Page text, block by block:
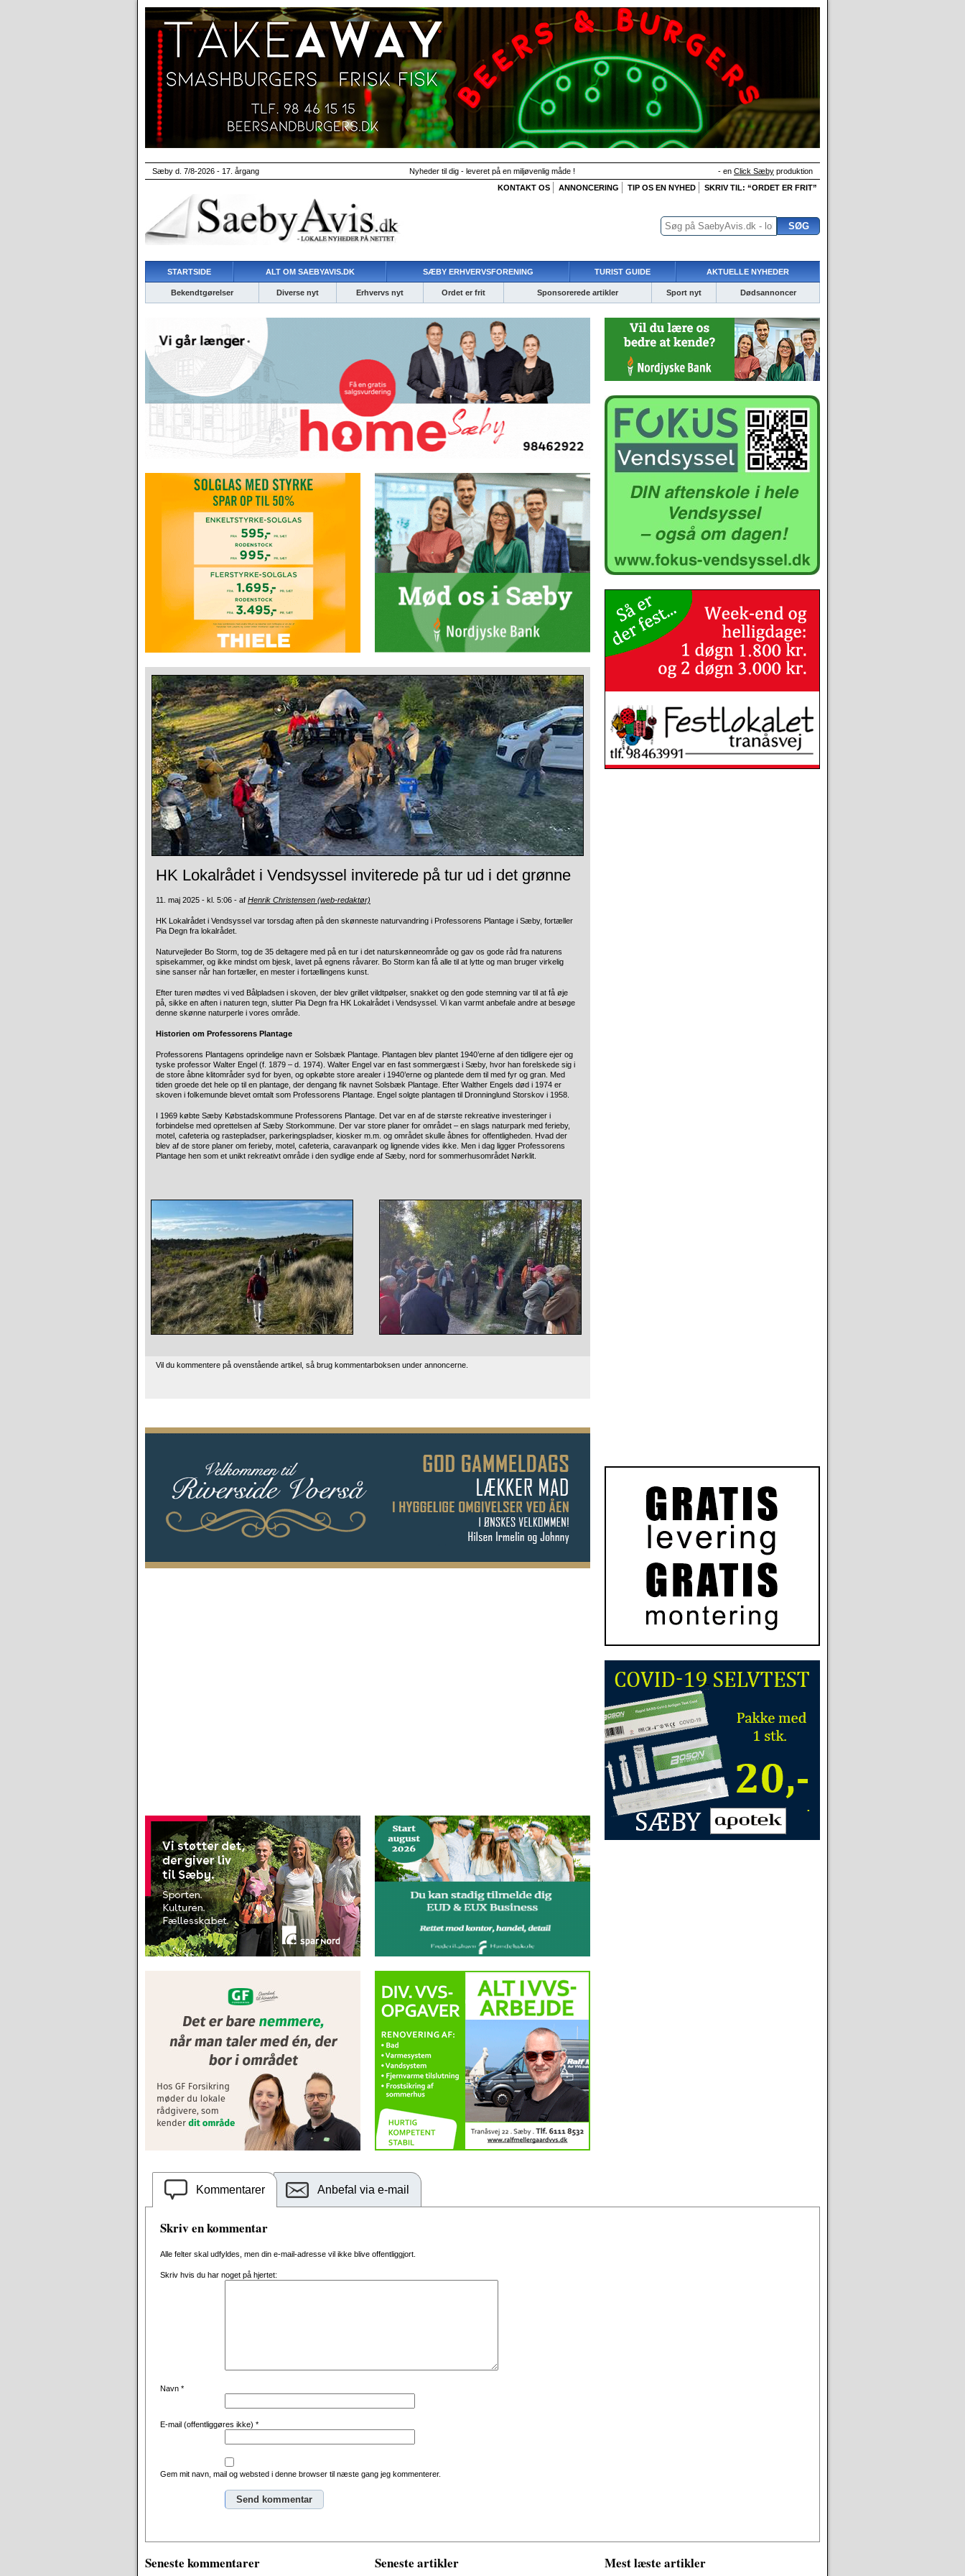
Sæby d. 7/8-2026 - 17. årgang Nyheder til dig - leveret på en miljøvenlig måde ! - en Click Sæby produktion
KONTAKT OS
ANNONCERING TIP OS EN NYHED SKRIV TIL: “ORDET ER FRIT”
STARTSIDE ALT OM SAEBYAVIS.DK SÆBY ERHVERVSFORENING TURIST GUIDE AKTUELLE NYHEDER
Bekendtgørelser Diverse nyt Erhvervs nyt Ordet er frit Sponsorerede artikler Sport nyt Dødsannoncer
HK Lokalrådet i Vendsyssel inviterede på tur ud i det grønne
11. maj 2025 - kl. 5:06 - af Henrik Christensen (web-redaktør)
HK Lokalrådet i Vendsyssel var torsdag aften på den skønneste naturvandring i Professorens Plantage i Sæby, fortæller
Pia Degn fra lokalrådet.
Naturvejleder Bo Storm, tog de 35 deltagere med på en tur i det naturskønneområde og gav os gode råd fra naturens
spisekammer, og ikke mindst om bjesk, lavet på egnens råvarer. Bo Storm kan få alle til at lytte og man bruger virkelig
sine sanser når han fortæller, en mester i fortællingens kunst.
Efter turen mødtes vi ved Bålpladsen i skoven, der blev grillet vildtpølser, snakket og den gode stemning var til at få øje
på, sikke en aften i naturen tegn, slutter Pia Degn fra HK Lokalrådet i Vendsyssel. Vi kan varmt anbefale andre at besøge
denne skønne naturperle i vores område.
Historien om Professorens Plantage
Professorens Plantagens oprindelige navn er Solsbæk Plantage. Plantagen blev plantet 1940’erne af den tidligere ejer og
tyske professor Walter Engel (f. 1879 – d. 1974). Walter Engel var en fast sommergæst i Sæby, hvor han forelskede sig i
de store åbne klitområder syd for byen, og opkøbte store arealer i 1940’erne og plantede dem til med fyr og gran. Med
tiden groede det hele op til en plantage, der dengang fik navnet Solsbæk Plantage. Efter Walther Engels død i 1974 er
skoven i folkemunde blevet omtalt som Professorens Plantage. Engel solgte plantagen til Dronninglund Storskov i 1958.
I 1969 købte Sæby Købstadskommune Professorens Plantage. Det var en af de største rekreative investeringer i
forbindelse med oprettelsen af Sæby Storkommune. Der var store planer for området – en slags naturpark med ferieby,
motel, cafeteria og rastepladser, parkeringspladser, kiosker m.m. og området skulle åbnes for offentligheden. Hvad der
blev af de store planer om ferieby, motel, cafeteria, caravanpark og lignende vides ikke. Men i dag ligger Professorens
Plantage hen som et unikt rekreativt område i den sydlige ende af Sæby, nord for sommerhusområdet Nørklit.
Vil du kommentere på ovenstående artikel, så brug kommentarboksen under annoncerne.
Kommentarer Anbefal via e-mail
Skriv en kommentar
Alle felter skal udfyldes, men din e-mail-adresse vil ikke blive offentliggjort.
Skriv hvis du har noget på hjertet:
Navn *
E-mail (offentliggøres ikke) *
Gem mit navn, mail og websted i denne browser til næste gang jeg kommenterer.
Seneste kommentarer Seneste artikler Mest læste artikler